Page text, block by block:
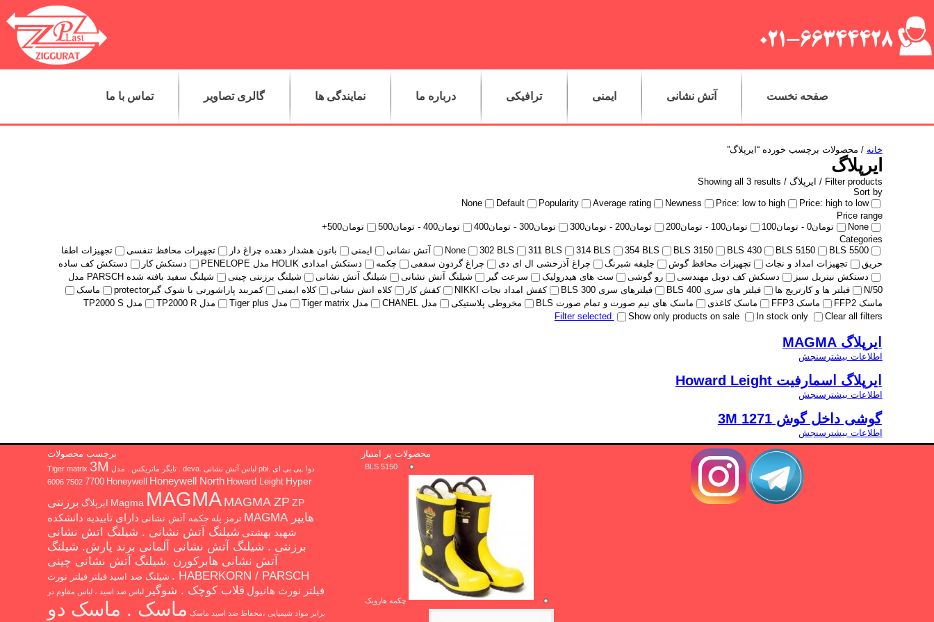
صفحه نخست آتش نشانی ایمنی ترافیکی درباره ما نمایندگی ها گالری تصاویر تماس با ما
خانه / محصولات برچسب خورده “ایرپلاگ”
ایرپلاگ
Filter products / ایرپلاگ / Showing all 3 results
Sort by
None
Default Popularity Average rating Newness Price: low to high
Price: high to low
Price range
None
تومان0
-تومان100 تومان100
-تومان200 تومان200
-تومان300 تومان300
-تومان400 تومان400
-تومان500 تومان500
+
Categories
None
302 BLS 311 BLS 314 BLS 354 BLS BLS 3150 BLS 430 BLS 5150 BLS 5500 آتش نشانی ایمنی باتون هشدار دهنده چراغ دار تجهیرات محافظ تنفسی
تجهیزات اطفا
حریق
تجهیزات امداد و نجات تچهیزات محافظ گوش جلیقه شبرنگ چراغ آذرخشی ال ای دی چراغ گردون سقفی چکمه دستکش امدادی HOLIK مدل PENELOPE دستکش کار
دستکش کف ساده
دستکش نیتریل سبز
دسنکش کف دوبل مهندسی رو گوشی ست های هیدرولیک سرعت گیر شیلنگ آتش نشانی شیلنگ آتش نشانی شیلنگ برزنتی چینی
شیلنگ سفید بافته شده PARSCH مدل
N/50
فیلتر ها و کارتریج ها فیلتر های سری 400 BLS فیلترهای سری 300 BLS کفش امداد نجات NIKKI کفش کار کلاه اتش نشانی کلاه ایمنی کمربند پاراشورتی با شوک گیرprotector
ماسک
ماسک FFP2
ماسک FFP3 ماسک کاغذی ماسک های نیم صورت و تمام صورت BLS مخروطی پلاستیکی مدل CHANEL مدل Tiger matrix مدل Tiger plus مدل TP2000 R
مدل TP2000 S
Filter selected
Show only products on sale In stock only Clear all filters
ایرپلاگ MAGMA
اطلاعات بیشتر سنجش
ایرپلاگ اسمارفیت Howard Leight
اطلاعات بیشتر سنجش
گوشی داخل گوش 1271 3M
اطلاعات بیشتر سنجش
محصولات پر امتیاز
BLS 5150
چکمه هارویک
برچسب محصولات
. دوا .پی بی ای .pbi لباس آتش نشانی .deva . تایگر ماتریکس . مدل Tiger matrix 3M
6006 7502 7700 Honeywell Honeywell North Howard Leight Hyper
Magma MAGMA MAGMA ZP ZP ایرپلاگ برزنتی
هایپر MAGMA
ترمز پله جکمه آتش نشانی دارای تاییدیه دانشکده
شهید بهشتی شیلنگ آتش نشانی . شیلنگ اتش نشانی
برزنتی . شیلنگ آتش نشانی آلمانی برند پارش. شیلنگ
آتش نشانی هابرکورن .شیلنگ آتش نشانی چینی
HABERKORN / PARSCH .
شیلنگ ضد اسید فیلتر فیلتر نورث
فیلتر نورث هانیول قلاب کوچک . شوگیر لباس ضد اسید ، لباس مقاوم در
برابر مواد شیمیایی ،محفاظ ضد اسید ماسک ماسک . ماسک دو